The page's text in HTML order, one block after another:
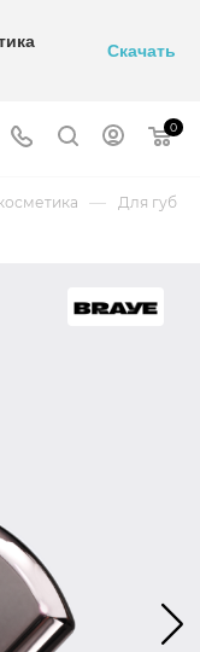
0
— Для губ
Скачать